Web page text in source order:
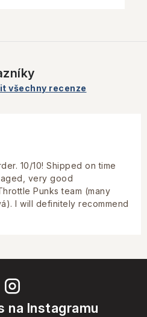
všechny recenze
10/10! Shipped on time
very good
Punks team (many
I will definitely recommend
na Instagramu